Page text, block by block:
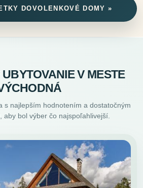
DOVOLENKOVÉ DOMY »
V MESTE
s najlepším hodnotením a dostatočným
aby bol výber čo najspoľahlivejší.